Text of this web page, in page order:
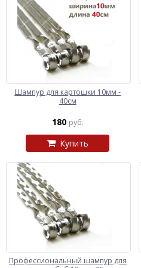
Шампур для картошки 10мм -
40см
180 руб.
Купить
Профессиональный шампур для